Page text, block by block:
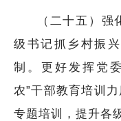
（二十五）
级书记抓乡村振
制。更好发挥党
农”干部教育培训
专题培训，提升各